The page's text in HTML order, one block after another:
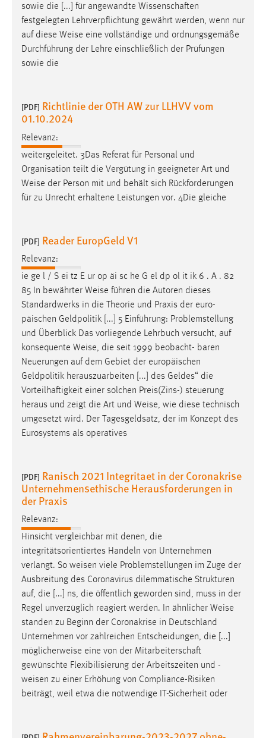
sowie die [...] für angewandte Wissenschaften
festgelegten Lehrverpflichtung gewährt werden, wenn nur
auf diese Weise eine vollständige und ordnungsgemäße
Durchführung der Lehre einschließlich der Prüfungen
sowie die
[PDF] Richtlinie der OTH AW zur LLHVV vom
01.10.2024
Relevanz:
weitergeleitet. 3Das Referat für Personal und
Organisation teilt die Vergütung in geeigneter Art und
Weise der Person mit und behält sich Rückforderungen
für zu Unrecht erhaltene Leistungen vor. 4Die gleiche
[PDF] Reader EuropGeld V1
Relevanz:
ie ge l / S ei tz E ur op äi sc he G el dp ol it ik 6 . A . 82
85 In bewährter Weise führen die Autoren dieses
Standardwerks in die Theorie und Praxis der euro­
päischen Geldpolitik [...] 5 Einführung: Problemstellung
und Überblick Das vorliegende Lehrbuch versucht, auf
konsequente Weise, die seit 1999 beobacht- baren
Neuerungen auf dem Gebiet der europäischen
Geldpolitik herauszuarbeiten [...] des Geldes“ die
Vorteilhaftigkeit einer solchen Preis(Zins-) steuerung
heraus und zeigt die Art und Weise, wie diese technisch
umgesetzt wird. Der Tagesgeldsatz, der im Konzept des
Eurosystems als operatives
[PDF] Ranisch 2021 Integritaet in der Coronakrise
Unternehmensethische Herausforderungen in
der Praxis
Relevanz:
Hinsicht vergleichbar mit denen, die
integritätsorientiertes Handeln von Unternehmen
verlangt. So weisen viele Problemstellungen im Zuge der
Ausbreitung des Coronavirus dilemmatische Strukturen
auf, die [...] ns, die öffentlich geworden sind, muss in der
Regel unverzüglich reagiert werden. In ähnlicher Weise
standen zu Beginn der Coronakrise in Deutschland
Unternehmen vor zahlreichen Entscheidungen, die [...]
möglicherweise eine von der Mitarbeiterschaft
gewünschte Flexibilisierung der Arbeitszeiten und -
weisen zu einer Erhöhung von Compliance-Risiken
beiträgt, weil etwa die notwendige IT-Sicherheit oder
chat-frame-style-5e9dbeb1811c0446
Zweck:
Wird benötigt um die Chatfunktion nutzen zu können.
5e9dbeb1811c0446 = Sitzungslaufzeit, mibew_locale = 3
Jahre, MIBEW_UserID = 1 Jahr
Login
Name:
fe_user, be_user, be_lastLoginProvider
einloggen zu können.
Cookie Laufzeit:
24 Stunden
STATISTIK
Statistik Cookies erfassen Informationen anonym.
Diese Informationen helfen uns zu verstehen, wie
unsere Besucher unsere Website nutzen.
Matomo
Name:
_pk_ref, _pk_cvar, _pk_id, _pk_ses
Zugriffsstatistik
Cookie Laufzeit:
Max. 13 Monate
MARKETING
Marketing Cookies werden von Drittanbietern
verwendet, um personalisierte Werbung anzuzeigen.
Sie tun dies, indem sie Besucher über Websites
hinweg verfolgen.
Google Ads
Name:
_gcl_au